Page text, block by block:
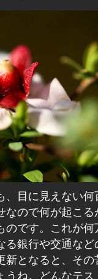
、目に見えない何
なので何が起こる
のです。これが何
る銀行や交通など
新となると、その
うね。どんなテス